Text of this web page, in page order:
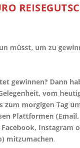
müsst, um zu
gewinnen? Dann
vom
zum morgigen Tag
Plattformen (Email,
Facebook, Instagram
mitzumachen.